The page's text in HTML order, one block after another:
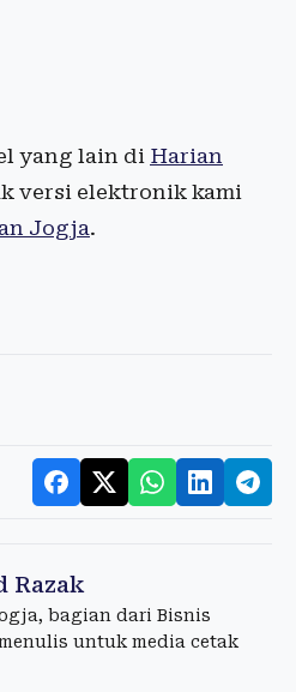
yang lain di Harian
versi elektronik kami
Jogja.
Razak
bagian dari Bisnis
untuk media cetak